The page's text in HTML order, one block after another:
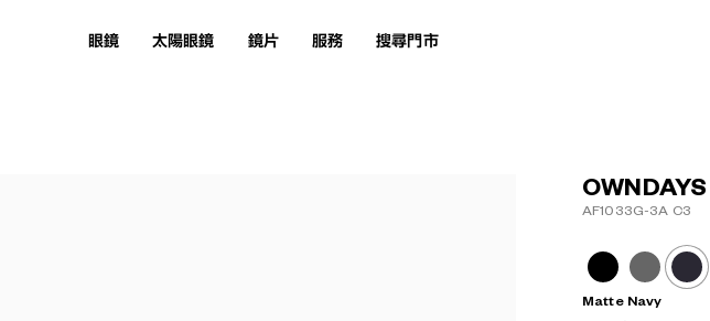
眼鏡 太陽眼鏡 鏡片 服務 搜尋門市
AF1033G-3A C3
Matte Navy